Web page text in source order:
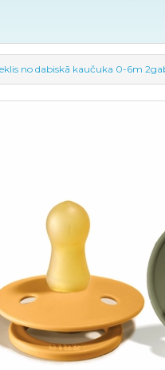
no dabiskā kaučuka 0-6m